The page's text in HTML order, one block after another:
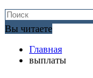
Вы читаете
Главная
выплаты